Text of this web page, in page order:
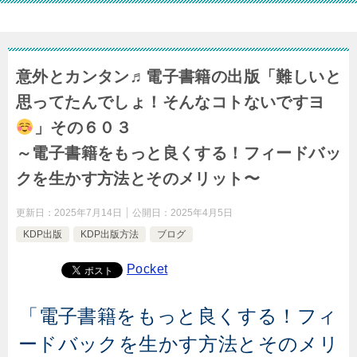
意外とカンタン♬電子書籍の出版「難しいと
思ってたんでしょ！そんなコトないですヨ
」その６０３
～電子書籍をもっと良くする！フィードバッ
クを生かす方法とそのメリット〜
更新日： 2025年7月14日 公開日： 2025年4月5日
KDP出版
KDP出版方法 ブログ
Pocket
「電子書籍をもっと良くする！フィ
ードバックを生かす方法とそのメリ